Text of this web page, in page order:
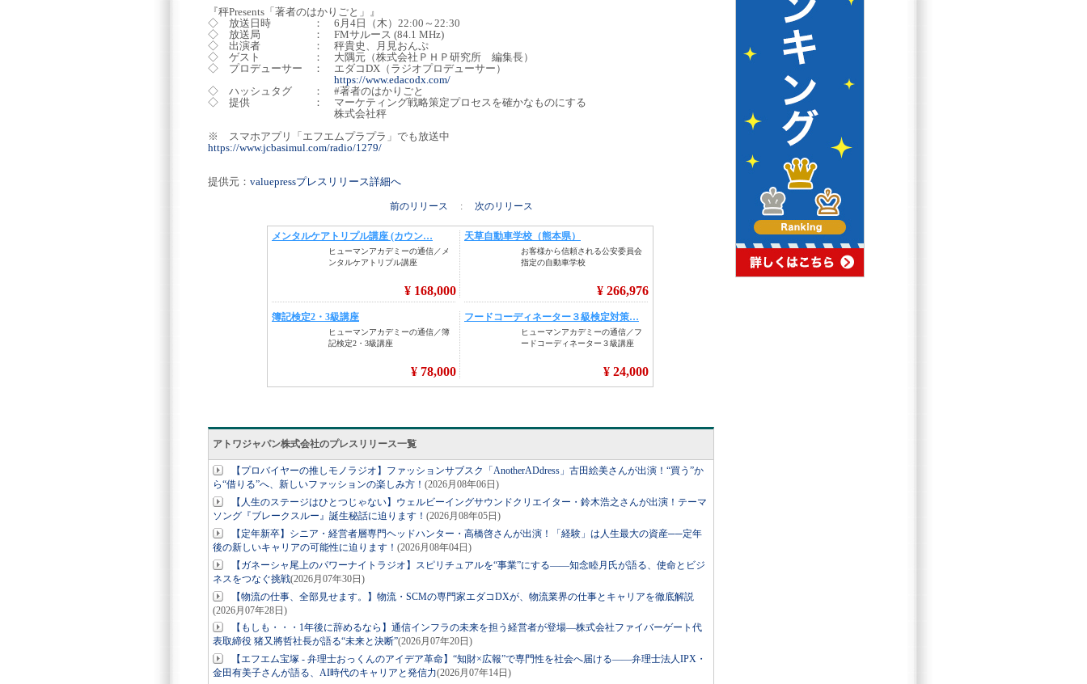
『秤Presents「著者のはかりごと」』
◇ 放送日時 ： 6月4日（木）22:00～22:30
◇ 放送局 ： FMサルース (84.1 MHz)
◇ 出演者 ： 秤貴史、月見おんぷ
◇ ゲスト ： 大隅元（株式会社ＰＨＰ研究所 編集長）
◇ プロデューサー ： エダコDX（ラジオプロデューサー）
https://www.edacodx.com/
◇ ハッシュタグ ： #著者のはかりごと
◇ 提供 ： マーケティング戦略策定プロセスを確かなものにする
株式会社秤
※ スマホアプリ「エフエムプラプラ」でも放送中
https://www.jcbasimul.com/radio/1279/
提供元： valuepressプレスリリース詳細へ
前のリリース : 次のリリース
アトワジャパン株式会社のプレスリリース一覧
【プロバイヤーの推しモノラジオ】ファッションサブスク「AnotherADdress」古田絵美さんが出演！“買う”か
ら“借りる”へ、新しいファッションの楽しみ方！ (2026月08年06日)
【人生のステージはひとつじゃない】ウェルビーイングサウンドクリエイター・鈴木浩之さんが出演！テーマ
ソング『ブレークスルー』誕生秘話に迫ります！ (2026月08年05日)
【定年新卒】シニア・経営者層専門ヘッドハンター・高橋啓さんが出演！「経験」は人生最大の資産──定年
後の新しいキャリアの可能性に迫ります！ (2026月08年04日)
【ガネーシャ尾上のパワーナイトラジオ】スピリチュアルを“事業”にする――知念睦月氏が語る、使命とビジ
ネスをつなぐ挑戦(2026月07年30日)
【物流の仕事、全部見せます。】物流・SCMの専門家エダコDXが、物流業界の仕事とキャリアを徹底解説
(2026月07年28日)
【もしも・・・1年後に辞めるなら】通信インフラの未来を担う経営者が登場―株式会社ファイバーゲート代
表取締役 猪又將哲社長が語る“未来と決断”(2026月07年20日)
【エフエム宝塚 - 弁理士おっくんのアイデア革命】“知財×広報”で専門性を社会へ届ける――弁理士法人IPX・
金田有美子さんが語る、AI時代のキャリアと発信力(2026月07年14日)